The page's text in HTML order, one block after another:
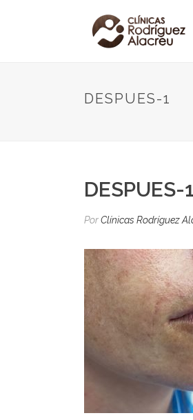
DESPUES-1
DESPUES-1
PorClínicas Rodríguez